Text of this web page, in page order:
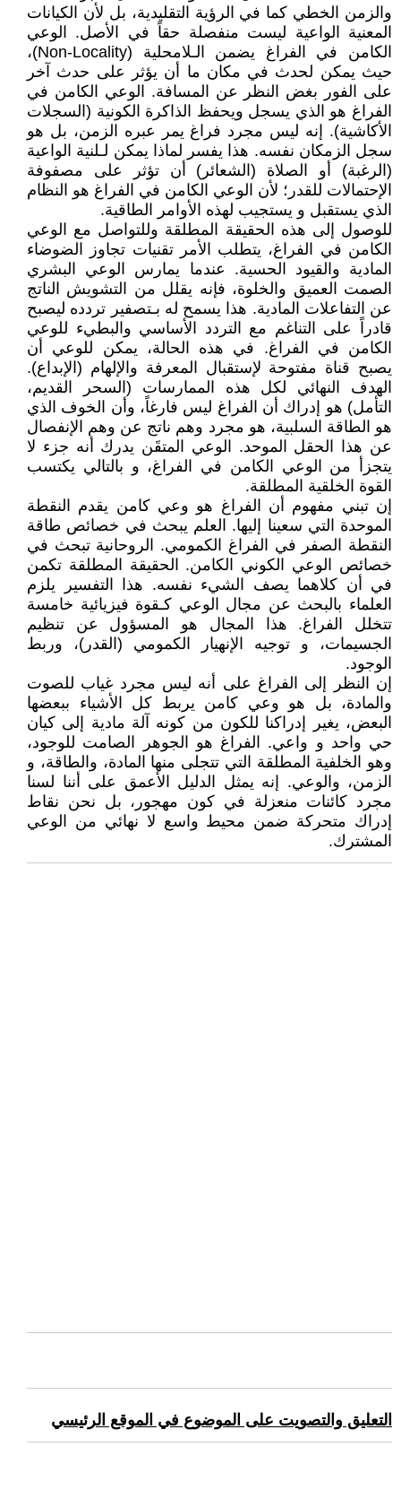
والزمن الخطي كما في الرؤية التقليدية، بل لأن الكيانات
المعنية الواعية ليست منفصلة حقاً في الأصل. الوعي
الكامن في الفراغ يضمن الـلامحلية (Non-Locality)،
حيث يمكن لحدث في مكان ما أن يؤثر على حدث آخر
على الفور بغض النظر عن المسافة. الوعي الكامن في
الفراغ هو الذي يسجل ويحفظ الذاكرة الكونية (السجلات
الأكاشية). إنه ليس مجرد فراغ يمر عبره الزمن، بل هو
سجل الزمكان نفسه. هذا يفسر لماذا يمكن لـلنية الواعية
(الرغبة) أو الصلاة (الشعائر) أن تؤثر على مصفوفة
الإحتمالات للقدر؛ لأن الوعي الكامن في الفراغ هو النظام
الذي يستقبل و يستجيب لهذه الأوامر الطاقية.
للوصول إلى هذه الحقيقة المطلقة وللتواصل مع الوعي
الكامن في الفراغ، يتطلب الأمر تقنيات تجاوز الضوضاء
المادية والقيود الحسية. عندما يمارس الوعي البشري
الصمت العميق والخلوة، فإنه يقلل من التشويش الناتج
عن التفاعلات المادية. هذا يسمح له بـتصفير تردده ليصبح
قادراً على التناغم مع التردد الأساسي والبطيء للوعي
الكامن في الفراغ. في هذه الحالة، يمكن للوعي أن
يصبح قناة مفتوحة لإستقبال المعرفة والإلهام (الإبداع).
الهدف النهائي لكل هذه الممارسات (السحر القديم،
التأمل) هو إدراك أن الفراغ ليس فارغاً، وأن الخوف الذي
هو الطاقة السلبية، هو مجرد وهم ناتج عن وهم الإنفصال
عن هذا الحقل الموحد. الوعي المتقَن يدرك أنه جزء لا
يتجزأ من الوعي الكامن في الفراغ، و بالتالي يكتسب
القوة الخلقية المطلقة.
إن تبني مفهوم أن الفراغ هو وعي كامن يقدم النقطة
الموحدة التي سعينا إليها. العلم يبحث في خصائص طاقة
النقطة الصفر في الفراغ الكمومي. الروحانية تبحث في
خصائص الوعي الكوني الكامن. الحقيقة المطلقة تكمن
في أن كلاهما يصف الشيء نفسه. هذا التفسير يلزم
العلماء بالبحث عن مجال الوعي كـقوة فيزيائية خامسة
تتخلل الفراغ. هذا المجال هو المسؤول عن تنظيم
الجسيمات، و توجيه الإنهيار الكمومي (القدر)، وربط
الوجود.
إن النظر إلى الفراغ على أنه ليس مجرد غياب للصوت
والمادة، بل هو وعي كامن يربط كل الأشياء ببعضها
البعض، يغير إدراكنا للكون من كونه آلة مادية إلى كيان
حي واحد و واعي. الفراغ هو الجوهر الصامت للوجود،
وهو الخلفية المطلقة التي تتجلى منها المادة، والطاقة، و
الزمن، والوعي. إنه يمثل الدليل الأعمق على أننا لسنا
مجرد كائنات منعزلة في كون مهجور، بل نحن نقاط
إدراك متحركة ضمن محيط واسع لا نهائي من الوعي
المشترك.
التعليق والتصويت على الموضوع في الموقع الرئيسي